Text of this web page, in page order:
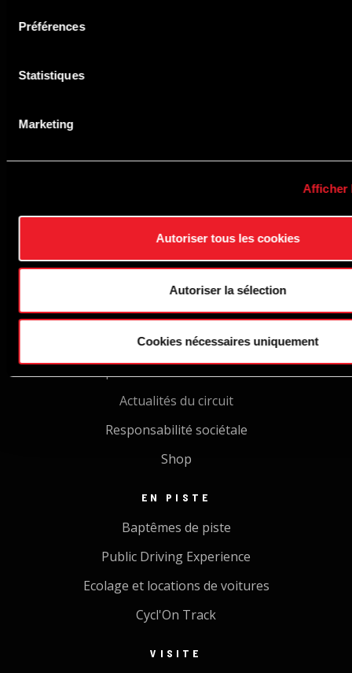
Préférences
Statistiques
Marketing
Afficher
Autoriser tous les cookies
Autoriser la sélection
Cookies nécessaires uniquement
Route du Circuit, 55 B-4970 Francorchamps
TÉLÉPHONE
CALENDRIER
Tous nos évènements
LE CIRCUIT
Actualités du circuit
Responsabilité sociétale
Shop
EN PISTE
Baptêmes de piste
Public Driving Experience
Ecolage et locations de voitures
Cycl'On Track
VISITE